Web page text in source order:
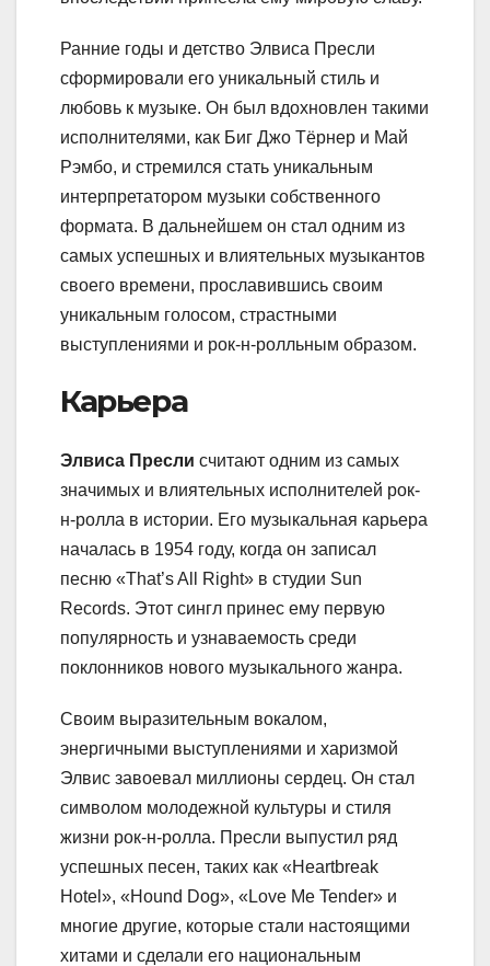
Ранние годы и детство Элвиса Пресли
сформировали его уникальный стиль и
любовь к музыке. Он был вдохновлен такими
исполнителями, как Биг Джо Тёрнер и Май
Рэмбо, и стремился стать уникальным
интерпретатором музыки собственного
формата. В дальнейшем он стал одним из
самых успешных и влиятельных музыкантов
своего времени, прославившись своим
уникальным голосом, страстными
выступлениями и рок-н-ролльным образом.
Карьера
Элвиса Пресли считают одним из самых
значимых и влиятельных исполнителей рок-
н-ролла в истории. Его музыкальная карьера
началась в 1954 году, когда он записал
песню «That’s All Right» в студии Sun
Records. Этот сингл принес ему первую
популярность и узнаваемость среди
поклонников нового музыкального жанра.
Своим выразительным вокалом,
энергичными выступлениями и харизмой
Элвис завоевал миллионы сердец. Он стал
символом молодежной культуры и стиля
жизни рок-н-ролла. Пресли выпустил ряд
успешных песен, таких как «Heartbreak
Hotel», «Hound Dog», «Love Me Tender» и
многие другие, которые стали настоящими
хитами и сделали его национальным